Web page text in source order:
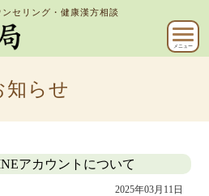
セリング・健康漢方相談
メニュー
知らせ
アカウントについて
2025年03月11日